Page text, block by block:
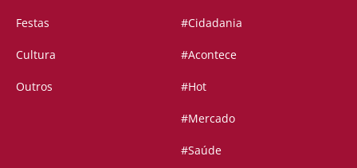
Festas
Cultura
Outros
#Cidadania
#Acontece
#Hot
#Mercado
#Saúde